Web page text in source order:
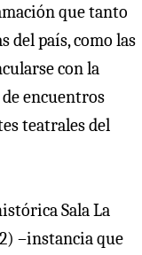
que tanto
del país, como las
con la
encuentros
teatrales del
Sala La
–instancia que